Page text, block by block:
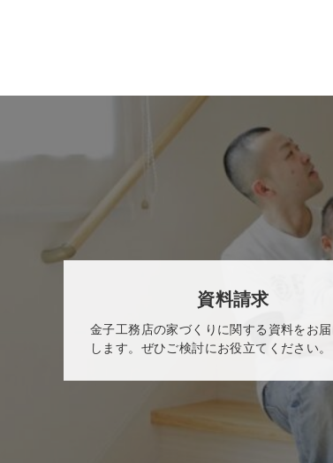
資料請求
金子工務店の家づくりに関する資料をお
します。ぜひご検討にお役立てください。